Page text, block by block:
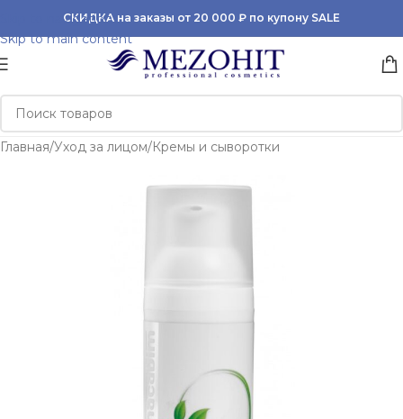
Skip to navigation
Skip to main content
СКИДКА на заказы от 20 000 ₽ по купону SALE
Главная/Уход за лицом/Кремы и сыворотки